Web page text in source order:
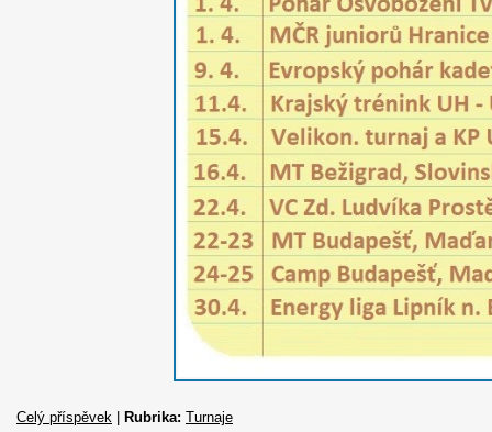
Celý příspěvek Rubrika: Turnaje